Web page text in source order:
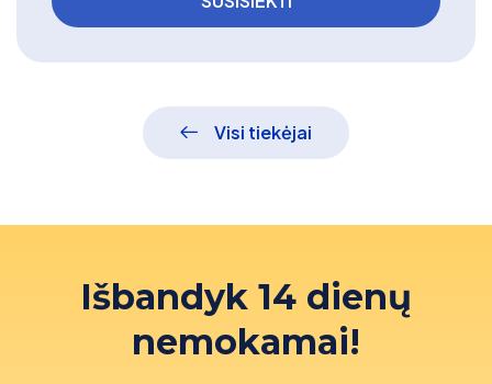
Visi tiekėjai
Išbandyk 14 dienų
nemokamai!